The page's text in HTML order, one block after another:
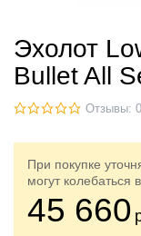
Эхолот
Bullet All
Отзывы: 0
При покупке
могут колебаться
45 660